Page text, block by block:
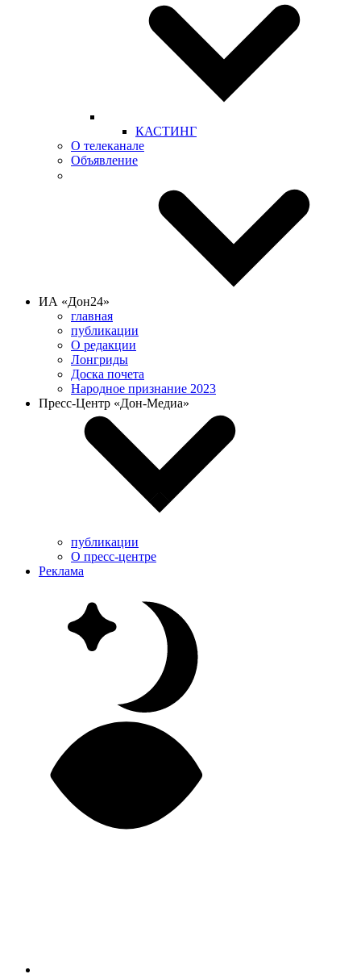
КАСТИНГ
О телеканале
Объявление
ИА «Дон24»
главная
публикации
О редакции
Лонгриды
Доска почета
Народное признание 2023
Пресс-Центр «Дон-Медиа»
публикации
О пресс-центре
Реклама